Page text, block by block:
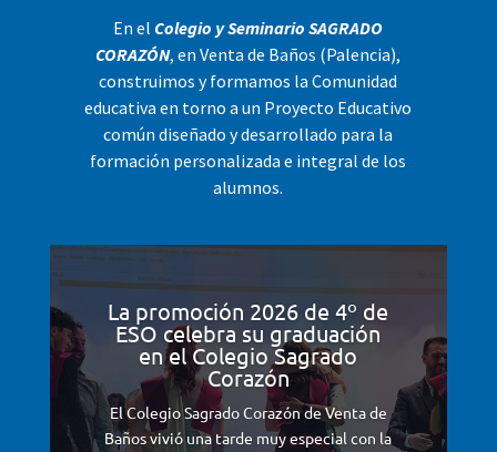
En el Colegio y Seminario SAGRADO
CORAZÓN, en Venta de Baños (Palencia),
construimos y formamos la Comunidad
educativa en torno a un Proyecto Educativo
común diseñado y desarrollado para la
formación personalizada e integral de los
alumnos.
La promoción 2026 de 4º de
ESO celebra su graduación
en el Colegio Sagrado
Corazón
El Colegio Sagrado Corazón de Venta de
Baños vivió una tarde muy especial con la